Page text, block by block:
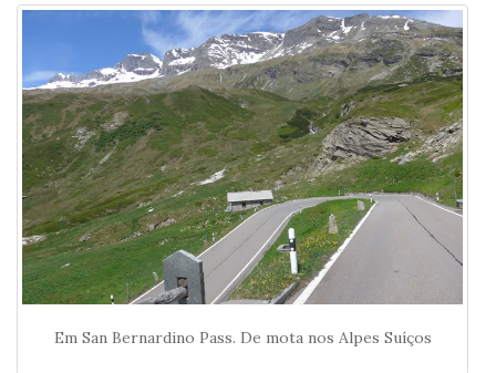
Em San Bernardino Pass. De mota nos Alpes Suíços